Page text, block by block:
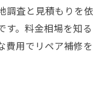
料金相場の見方
実績も重要視
とサービス内容
調査と見積もりを依
す。料金相場を知る
費用でリペア補修を